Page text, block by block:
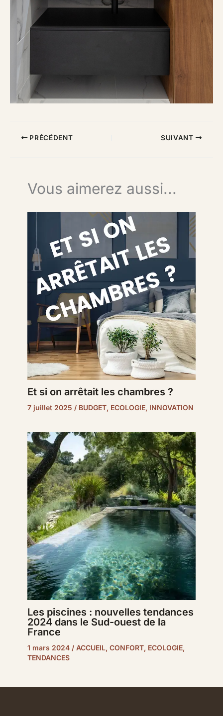
PRÉCÉDENT SUIVANT
Vous aimerez aussi...
Et si on arrêtait les chambres ?
7 juillet 2025 / BUDGET, ECOLOGIE, INNOVATION
Les piscines : nouvelles tendances
2024 dans le Sud-ouest de la
France
1 mars 2024 / ACCUEIL, CONFORT, ECOLOGIE,
TENDANCES